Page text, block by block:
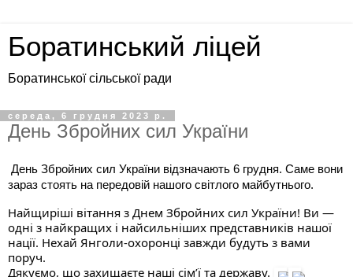
Боратинський ліцей
Боратинської сільської ради
середа, 6 грудня 2023 р.
День Збройних сил України
День Збройних сил України відзначають 6 грудня. Саме вони
зараз стоять на передовій нашого світлого майбутнього.
Найщиріші вітання з Днем Збройних сил України! Ви —
одні з найкращих і найсильніших представників нашої
нації. Нехай Янголи-охоронці завжди будуть з вами
поруч.
Дякуємо, що захищаєте наші сім’ї та державу.